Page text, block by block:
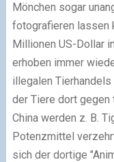
Mönchen sogar
fotografieren lassen
Millionen US-Dollar
erhoben immer
illegalen
der Tiere dort gegen
China werden z. B.
Potenzmittel
sich der dortige